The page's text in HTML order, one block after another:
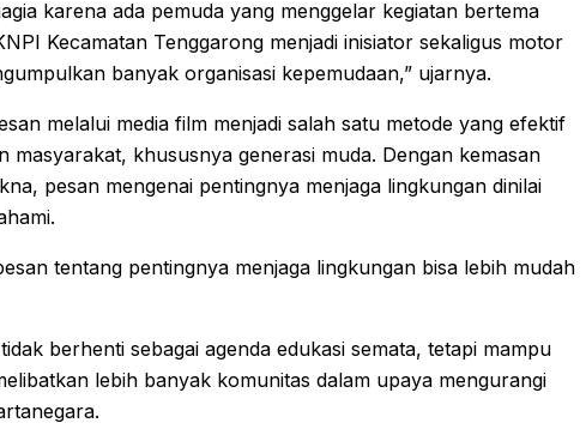
karena ada pemuda yang menggelar kegiatan bertema
Kecamatan Tenggarong menjadi inisiator sekaligus motor
banyak organisasi kepemudaan,” ujarnya.
melalui media film menjadi salah satu metode yang efektif
masyarakat, khususnya generasi muda. Dengan kemasan
pesan mengenai pentingnya menjaga lingkungan dinilai
tentang pentingnya menjaga lingkungan bisa lebih mudah
berhenti sebagai agenda edukasi semata, tetapi mampu
lebih banyak komunitas dalam upaya mengurangi